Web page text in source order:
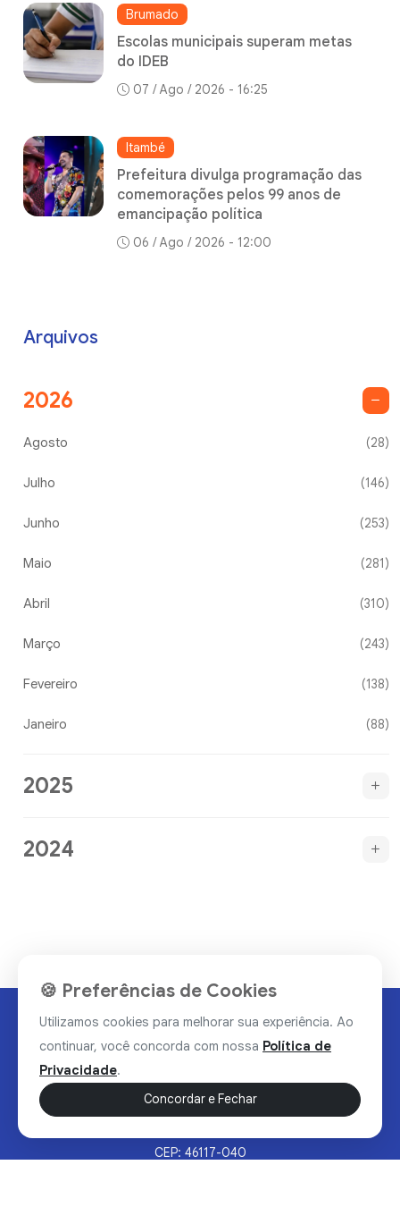
Brumado
Escolas municipais superam metas
do IDEB
07 / Ago / 2026 - 16:25
Itambé
Prefeitura divulga programação das
comemorações pelos 99 anos de
emancipação política
06 / Ago / 2026 - 12:00
Arquivos
2026
Agosto (28)
Julho (146)
Junho (253)
Maio (281)
Abril (310)
Março (243)
Fevereiro (138)
Janeiro (88)
2025
2024
CEP: 46117-040
🍪 Preferências de Cookies
Utilizamos cookies para melhorar sua experiência. Ao
continuar, você concorda com nossa Política de
Privacidade.
Concordar e Fechar